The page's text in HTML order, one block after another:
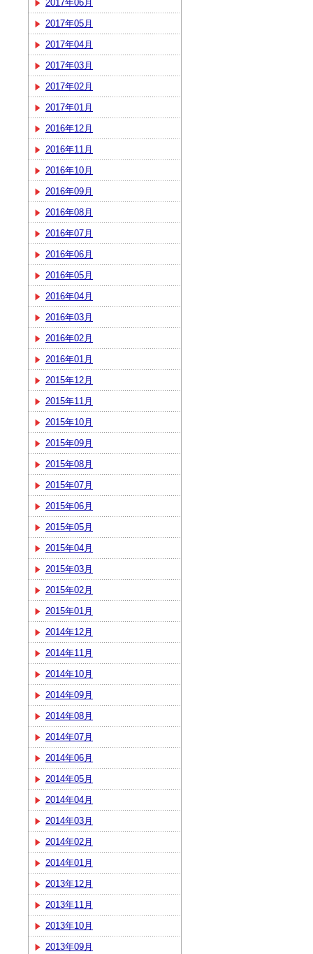
2017年06月
2017年05月
2017年04月
2017年03月
2017年02月
2017年01月
2016年12月
2016年11月
2016年10月
2016年09月
2016年08月
2016年07月
2016年06月
2016年05月
2016年04月
2016年03月
2016年02月
2016年01月
2015年12月
2015年11月
2015年10月
2015年09月
2015年08月
2015年07月
2015年06月
2015年05月
2015年04月
2015年03月
2015年02月
2015年01月
2014年12月
2014年11月
2014年10月
2014年09月
2014年08月
2014年07月
2014年06月
2014年05月
2014年04月
2014年03月
2014年02月
2014年01月
2013年12月
2013年11月
2013年10月
2013年09月